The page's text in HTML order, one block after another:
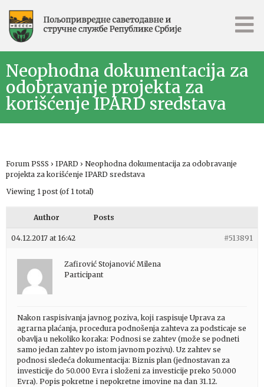
Neophodna dokumentacija za
odobravanje projekta za
korišćenje IPARD sredstava
Forum PSSS › IPARD › Neophodna dokumentacija za odobravanje
projekta za korišćenje IPARD sredstava
Viewing 1 post (of 1 total)
Author Posts
04.12.2017 at 16:42 #513891
Zafirović Stojanović Milena
Participant
Nakon raspisivanja javnog poziva, koji raspisuje Uprava za
agrarna plaćanja, procedura podnošenja zahteva za podsticaje se
obavlja u nekoliko koraka: Podnosi se zahtev (može se podneti
samo jedan zahtev po istom javnom pozivu). Uz zahtev se
podnosi sledeća dokumentacija: Biznis plan (jednostavan za
investicije do 50.000 Evra i složeni za investicije preko 50.000
Evra). Popis pokretne i nepokretne imovine na dan 31.12.